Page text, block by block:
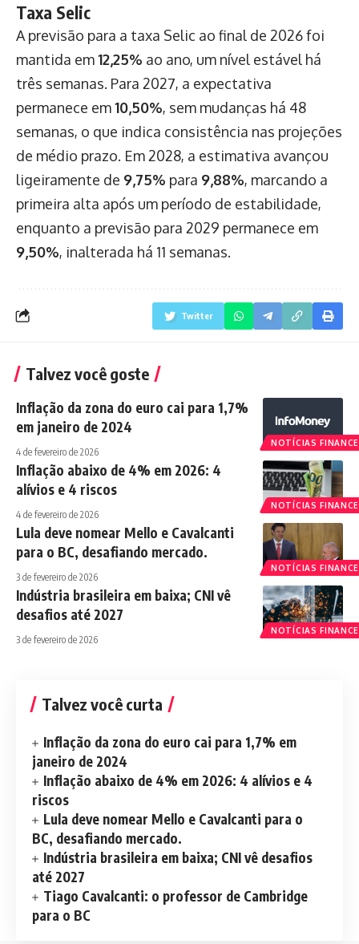
Taxa Selic
A previsão para a taxa Selic ao final de 2026 foi
mantida em12,25% ao ano, um nível estável há
três semanas. Para 2027, a expectativa
permanece em10,50%, sem mudanças há 48
semanas, o que indica consistência nas projeções
de médio prazo. Em 2028, a estimativa avançou
ligeiramente de 9,75% para 9,88%, marcando a
primeira alta após um período de estabilidade,
enquanto a previsão para 2029 permanece em
9,50%, inalterada há 11 semanas.
Twitter
Talvez você goste
NOTÍCIAS
Inflação da zona do euro cai para 1,7%
em janeiro de 2024
4 de fevereiro de 2026
NOTÍCIAS
Inflação abaixo de 4% em 2026: 4
alívios e 4 riscos
4 de fevereiro de 2026
NOTÍCIAS
Lula deve nomear Mello e Cavalcanti
para o BC, desafiando mercado.
3 de fevereiro de 2026
NOTÍCIAS
Indústria brasileira em baixa; CNI vê
desafios até 2027
3 de fevereiro de 2026
Talvez você curta
Inflação da zona do euro cai para 1,7% em
janeiro de 2024
Inflação abaixo de 4% em 2026: 4 alívios e 4
riscos
Lula deve nomear Mello e Cavalcanti para o
BC, desafiando mercado.
Indústria brasileira em baixa; CNI vê desafios
até 2027
Tiago Cavalcanti: o professor de Cambridge
para o BC